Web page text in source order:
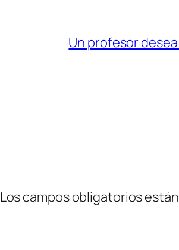
Un profesor
Los campos obligatorios